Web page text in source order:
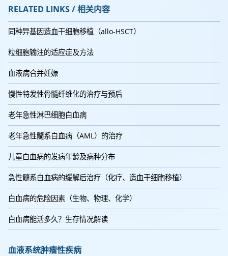
RELATED LINKS / 相关内容
同种异基因造血干细胞移植（allo-HSCT）
粒细胞输注的适应症及方法
血液病合并妊娠
慢性特发性骨髓纤维化的治疗与预后
老年急性淋巴细胞白血病
老年急性髓系白血病（AML）的治疗
儿童白血病的发病年龄及病种分布
急性髓系白血病的缓解后治疗（化疗、造血干细胞移植）
白血病的危险因素（生物、物理、化学）
白血病能活多久？生存情况解读
血液系统肿瘤性疾病